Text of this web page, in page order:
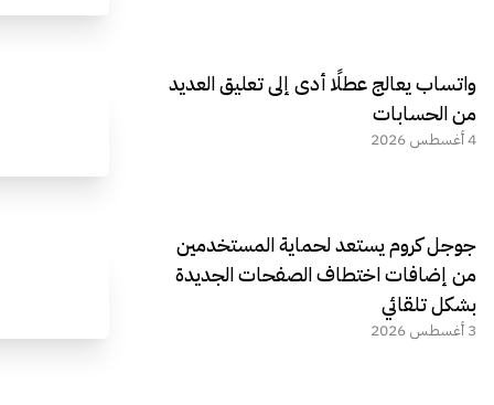
واتساب يعالج عطلًا أدى إلى تعليق العديد
من الحسابات
4 أغسطس 2026
جوجل كروم يستعد لحماية المستخدمين
من إضافات اختطاف الصفحات الجديدة
بشكل تلقائي
3 أغسطس 2026